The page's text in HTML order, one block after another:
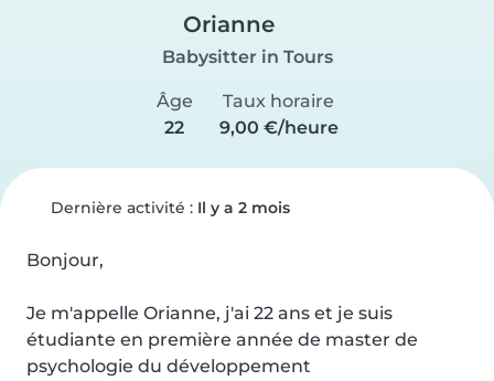
Orianne
Babysitter in Tours
Âge
22
Taux horaire
9,00 €/heure
Dernière activité : Il y a 2 mois
Bonjour,
Je m'appelle Orianne, j'ai 22 ans et je suis
étudiante en première année de master de
psychologie du développement